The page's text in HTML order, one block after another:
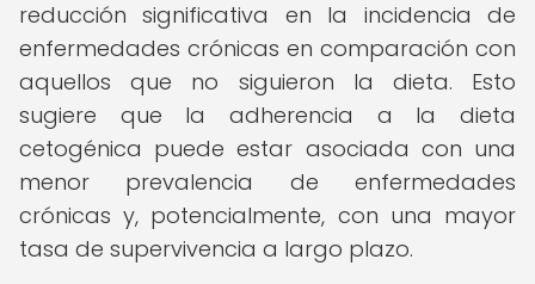
reducción significativa en la incidencia de
enfermedades crónicas en comparación con
aquellos que no siguieron la dieta. Esto
sugiere que la adherencia a la dieta
cetogénica puede estar asociada con una
menor prevalencia de enfermedades
crónicas y, potencialmente, con una mayor
tasa de supervivencia a largo plazo.